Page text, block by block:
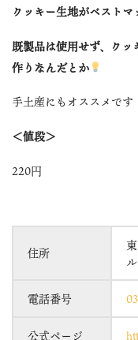
クッキー生地がベストマ
既製品は使用せず、ク
作りなんだとか
手土産にもオススメです
＜値段＞
220円
住所
電話番号
公式ページ